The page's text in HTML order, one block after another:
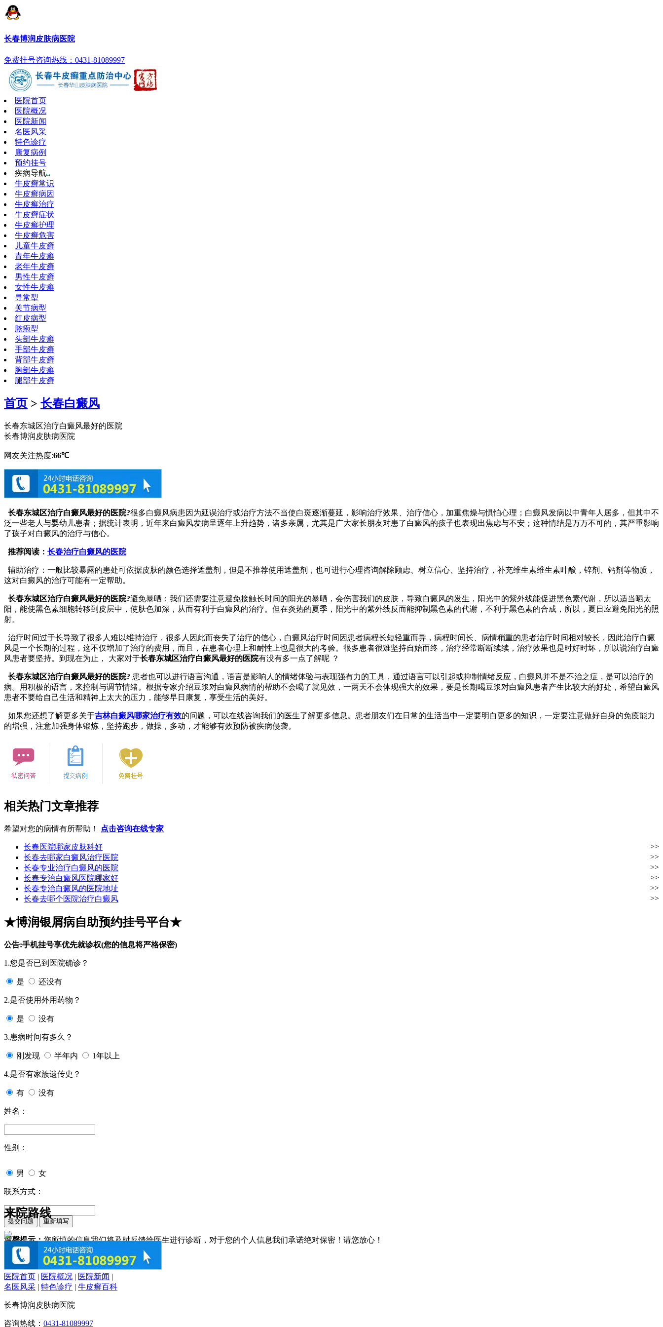
长春博润皮肤病医院
免费挂号咨询热线：0431-81089997
医院首页
医院概况
医院新闻
名医风采
特色诊疗
康复病例
预约挂号
疾病导航
牛皮癣常识
牛皮癣病因
牛皮癣治疗
牛皮癣症状
牛皮癣护理
牛皮癣危害
儿童牛皮癣
青年牛皮癣
老年牛皮癣
男性牛皮癣
女性牛皮癣
寻常型
关节病型
红皮病型
脓疱型
头部牛皮癣
手部牛皮癣
背部牛皮癣
胸部牛皮癣
腿部牛皮癣
首页 > 长春白癜风
长春东城区治疗白癜风最好的医院
长春博润皮肤病医院
网友关注热度:66℃
长春东城区治疗白癜风最好的医院?很多白癜风病患因为延误治疗或治疗方法不当使白斑逐渐蔓延，影响治疗效果、治疗信心，加重焦燥与惧怕心理；白癜风发病以中青年人居多，但其中不
泛一些老人与婴幼儿患者；据统计表明，近年来白癜风发病呈逐年上升趋势，诸多亲属，尤其是广大家长朋友对患了白癜风的孩子也表现出焦虑与不安；这种情结是万万不可的，其严重影响
了孩子对白癜风的治疗与信心。
推荐阅读： 长春治疗白癜风的医院
辅助治疗：一般比较暴露的患处可依据皮肤的颜色选择遮盖剂，但是不推荐使用遮盖剂，也可进行心理咨询解除顾虑、树立信心、坚持治疗，补充维生素维生素叶酸，锌剂、钙剂等物质，
这对白癜风的治疗可能有一定帮助。
长春东城区治疗白癜风最好的医院?避免暴晒：我们还需要注意避免接触长时间的阳光的暴晒，会伤害我们的皮肤，导致白癜风的发生，阳光中的紫外线能促进黑色素代谢，所以适当晒太
阳，能使黑色素细胞转移到皮层中，使肤色加深，从而有利于白癜风的治疗。但在炎热的夏季，阳光中的紫外线反而能抑制黑色素的代谢，不利于黑色素的合成，所以，夏日应避免阳光的照
射。
治疗时间过于长导致了很多人难以维持治疗，很多人因此而丧失了治疗的信心，白癜风治疗时间因患者病程长短轻重而异，病程时间长、病情稍重的患者治疗时间相对较长，因此治疗白癜
风是一个长期的过程，这不仅增加了治疗的费用，而且，在患者心理上和耐性上也是很大的考验。很多患者很难坚持自始而终，治疗经常断断续续，治疗效果也是时好时坏，所以说治疗白癜
风患者要坚持。到现在为止， 大家对于长春东城区治疗白癜风最好的医院有没有多一点了解呢 ？
长春东城区治疗白癜风最好的医院? 患者也可以进行语言沟通，语言是影响人的情绪体验与表现强有力的工具，通过语言可以引起或抑制情绪反应，白癜风并不是不治之症，是可以治疗的
病。用积极的语言，来控制与调节情绪。根据专家介绍豆浆对白癜风病情的帮助不会喝了就见效，一两天不会体现强大的效果，要是长期喝豆浆对白癜风患者产生比较大的好处，希望白癜风
患者不要给自己生活和精神上太大的压力，能够早日康复，享受生活的美好。
如果您还想了解更多关于吉林白癜风哪家治疗有效的问题，可以在线咨询我们的医生了解更多信息。患者朋友们在日常的生活当中一定要明白更多的知识，一定要注意做好自身的免疫能力
的增强，注意加强身体锻炼，坚持跑步，做操，多动，才能够有效预防被疾病侵袭。
相关热门文章推荐
希望对您的病情有所帮助！ 点击咨询在线专家
长春医院哪家皮肤科好
>>
长春去哪家白癜风治疗医院
>>
长春专业治疗白癜风的医院
>>
长春专治白癜风医院哪家好
>>
长春专治白癜风的医院地址
>>
长春去哪个医院治疗白癜风
>>
★博润银屑病自助预约挂号平台★
公告:手机挂号享优先就诊权(您的信息将严格保密)
1.您是否已到医院确诊？
是 还没有
2.是否使用外用药物？
是 没有
3.患病时间有多久？
刚发现 半年内 1年以上
4.是否有家族遗传史？
有 没有
姓名：
性别：
男 女
联系方式：
温馨提示：您所填的信息我们将及时反馈给医生进行诊断，对于您的个人信息我们承诺绝对保密！请您放心！
来院路线
医院首页 | 医院概况 | 医院新闻 |
名医风采 | 特色诊疗 | 牛皮癣百科
长春博润皮肤病医院
咨询热线： 0431-81089997